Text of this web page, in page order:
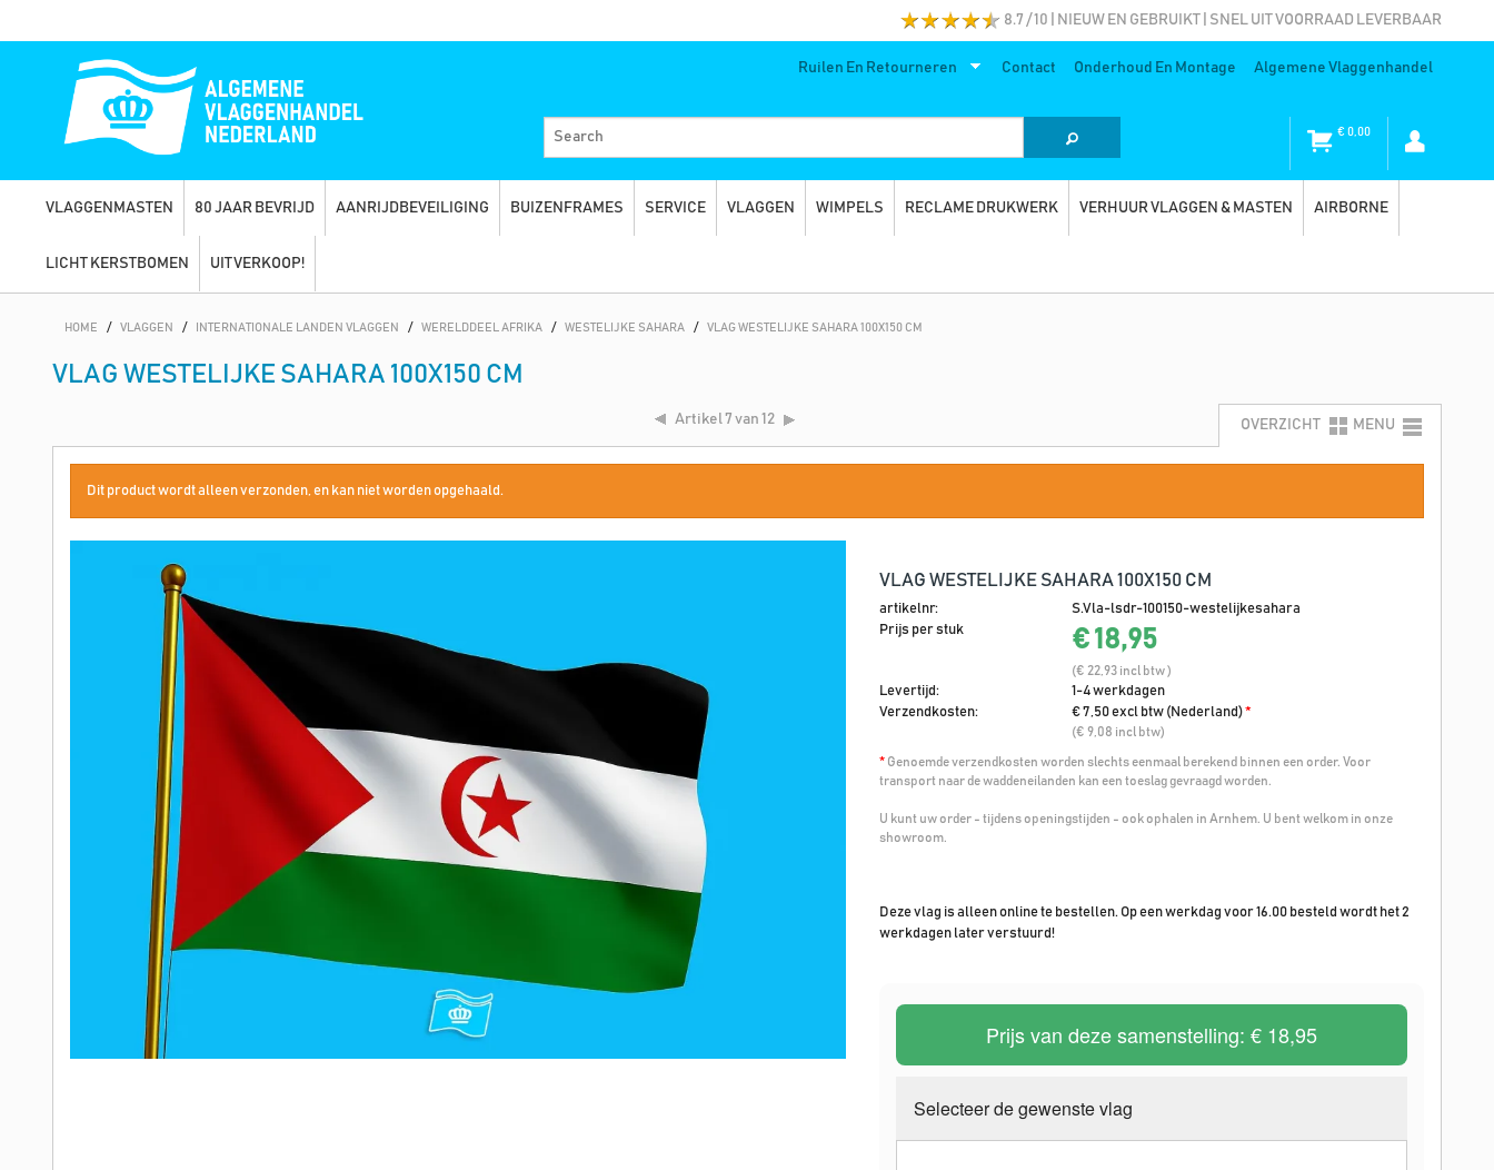
8.7 / 10 | NIEUW EN GEBRUIKT | SNEL UIT VOORRAAD LEVERBAAR
Ruilen En Retourneren Contact Onderhoud En Montage Algemene Vlaggenhandel
€0,00
VLAGGENMASTEN 80 JAAR BEVRIJD AANRIJDBEVEILIGING BUIZENFRAMES SERVICE VLAGGEN WIMPELS RECLAME DRUKWERK VERHUUR VLAGGEN & MASTEN AIRBORNE
LICHT KERSTBOMEN UITVERKOOP!
HOME / VLAGGEN / INTERNATIONALE LANDEN VLAGGEN / WERELDDEEL AFRIKA / WESTELIJKE SAHARA / VLAG WESTELIJKE SAHARA 100X150 CM
VLAG WESTELIJKE SAHARA 100X150 CM
Artikel7 van 12 OVERZICHT MENU
Dit product wordt alleen verzonden, en kan niet worden opgehaald.
VLAG WESTELIJKE SAHARA 100X150 CM
artikelnr:
S.Vla-lsdr-100150-westelijkesahara
Prijs per stuk
€ 18,95
(€ 22,93 incl btw )
Levertijd:
1-4 werkdagen
Verzendkosten:
€ 7,50 excl btw (Nederland)*
(€ 9,08 incl btw)
* Genoemde verzendkosten worden slechts eenmaal berekend binnen een order. Voor
transport naar de waddeneilanden kan een toeslag gevraagd worden.
U kunt uw order - tijdens openingstijden - ook ophalen in Arnhem. U bent welkom in onze
showroom.
Deze vlag is alleen online te bestellen. Op een werkdag voor 16.00 besteld wordt het 2
werkdagen later verstuurd!
Prijs van deze samenstelling: € 18,95
Selecteer de gewenste vlag